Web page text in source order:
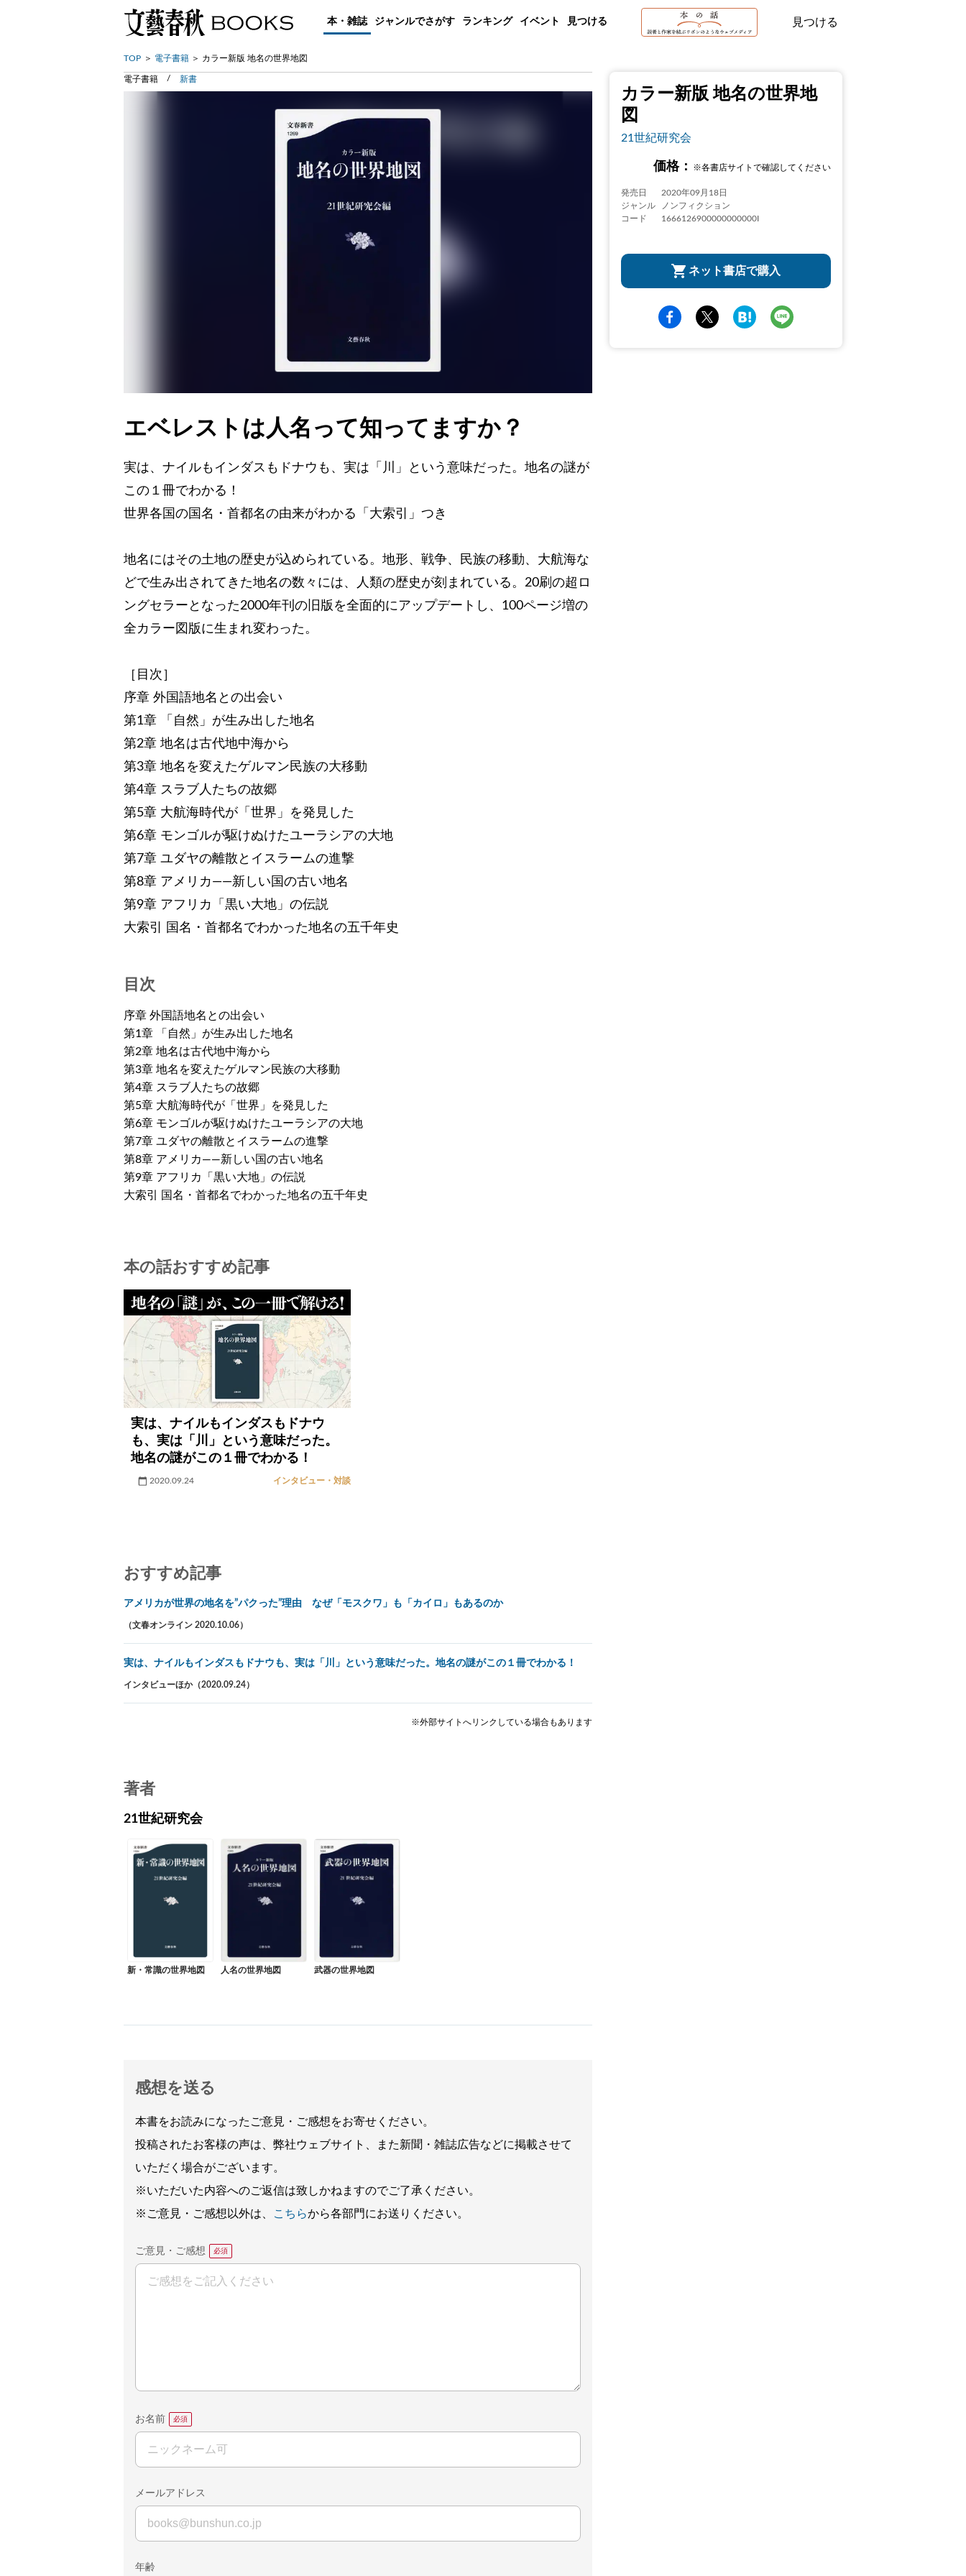
本・雑誌 ジャンルでさがす ランキング イベント 見つける 見つける
TOP 電子書籍 カラー新版 地名の世界地図
カラー新版 地名の世界地
図
21世紀研究会
価格： ※各書店サイトで確認してください
発売日
2020年09月18日
ジャンル
ノンフィクション
コード
1666126900000000000I
ネット書店で購入
電子書籍 新書
エベレストは人名って知ってますか？
実は、ナイルもインダスもドナウも、実は「川」という意味だった。地名の謎が
この１冊でわかる！
世界各国の国名・首都名の由来がわかる「大索引」つき
地名にはその土地の歴史が込められている。地形、戦争、民族の移動、大航海な
どで生み出されてきた地名の数々には、人類の歴史が刻まれている。20刷の超ロ
ングセラーとなった2000年刊の旧版を全面的にアップデートし、100ページ増の
全カラー図版に生まれ変わった。
［目次］
序章 外国語地名との出会い
第1章 「自然」が生み出した地名
第2章 地名は古代地中海から
第3章 地名を変えたゲルマン民族の大移動
第4章 スラブ人たちの故郷
第5章 大航海時代が「世界」を発見した
第6章 モンゴルが駆けぬけたユーラシアの大地
第7章 ユダヤの離散とイスラームの進撃
第8章 アメリカ――新しい国の古い地名
第9章 アフリカ「黒い大地」の伝説
大索引 国名・首都名でわかった地名の五千年史
目次
序章 外国語地名との出会い
第1章 「自然」が生み出した地名
第2章 地名は古代地中海から
第3章 地名を変えたゲルマン民族の大移動
第4章 スラブ人たちの故郷
第5章 大航海時代が「世界」を発見した
第6章 モンゴルが駆けぬけたユーラシアの大地
第7章 ユダヤの離散とイスラームの進撃
第8章 アメリカ――新しい国の古い地名
第9章 アフリカ「黒い大地」の伝説
大索引 国名・首都名でわかった地名の五千年史
本の話おすすめ記事
実は、ナイルもインダスもドナウ
も、実は「川」という意味だった。
地名の謎がこの１冊でわかる！
2020.09.24 インタビュー・対談
おすすめ記事
アメリカが世界の地名を”パクった”理由 なぜ「モスクワ」も「カイロ」もあるのか
（文春オンライン 2020.10.06）
実は、ナイルもインダスもドナウも、実は「川」という意味だった。地名の謎がこの１冊でわかる！
インタビューほか（2020.09.24）
※外部サイトへリンクしている場合もあります
著者
21世紀研究会
新・常識の世界地図 人名の世界地図 武器の世界地図
感想を送る
本書をお読みになったご意見・ご感想をお寄せください。
投稿されたお客様の声は、弊社ウェブサイト、また新聞・雑誌広告などに掲載させて
いただく場合がございます。
※いただいた内容へのご返信は致しかねますのでご了承ください。
※ご意見・ご感想以外は、
こちらから各部門にお送りください。
ご意見・ご感想
お名前
メールアドレス
年齢